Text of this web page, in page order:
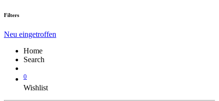
Filters
Neu eingetroffen
Home
Search
0
Wishlist